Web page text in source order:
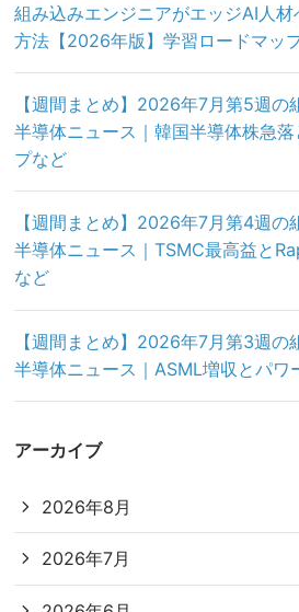
組み込みエンジニアがエッジAI人
方法【2026年版】学習ロードマッ
【週間まとめ】2026年7月第5週の
半導体ニュース｜韓国半導体株急
プなど
【週間まとめ】2026年7月第4週の
半導体ニュース｜TSMC最高益と
など
【週間まとめ】2026年7月第3週の
半導体ニュース｜ASML増収とパワ
アーカイブ
2026年8月
2026年7月